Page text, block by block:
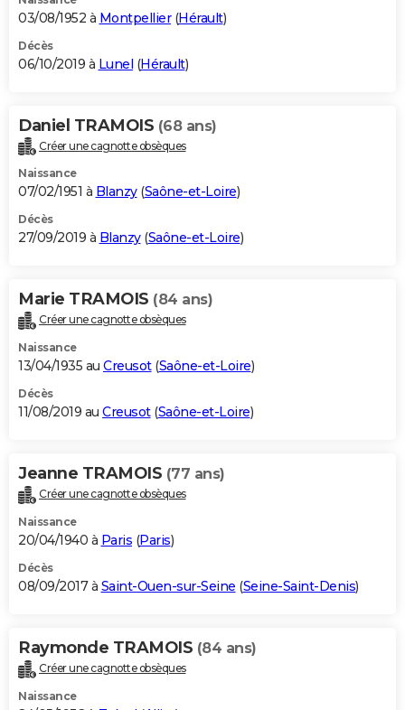
03/08/1952 à Montpellier(Hérault)
Décès
06/10/2019 à Lunel (Hérault)
Daniel TRAMOIS (68 ans)
Créer une cagnotte obsèques
Naissance
07/02/1951 à Blanzy(Saône-et-Loire)
Décès
27/09/2019 à Blanzy(Saône-et-Loire)
Marie TRAMOIS (84 ans)
Créer une cagnotte obsèques
Naissance
13/04/1935 au Creusot(Saône-et-Loire)
Décès
11/08/2019 au Creusot(Saône-et-Loire)
Jeanne TRAMOIS (77 ans)
Créer une cagnotte obsèques
Naissance
20/04/1940 à Paris (Paris)
Décès
08/09/2017 à Saint-Ouen-sur-Seine (Seine-Saint-Denis)
Raymonde TRAMOIS (84 ans)
Créer une cagnotte obsèques
Naissance